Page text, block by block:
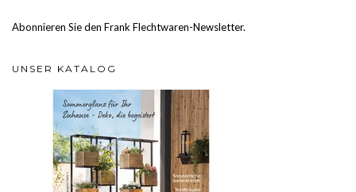
Abonnieren Sie den Frank Flechtwaren-Newsletter.
UNSER KATALOG